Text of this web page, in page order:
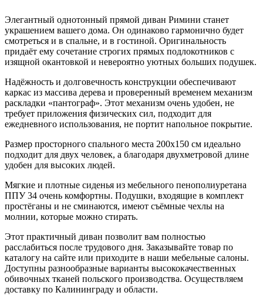
Элегантный однотонный прямой диван Римини станет
украшением вашего дома. Он одинаково гармонично будет
смотреться и в спальне, и в гостиной. Оригинальность
придаёт ему сочетание строгих прямых подлокотников с
изящной окантовкой и невероятно уютных больших подушек.
Надёжность и долговечность конструкции обеспечивают
каркас из массива дерева и проверенный временем механизм
раскладки «пантограф». Этот механизм очень удобен, не
требует приложения физических сил, подходит для
ежедневного использования, не портит напольное покрытие.
Размер просторного спального места 200х150 см идеально
подходит для двух человек, а благодаря двухметровой длине
удобен для высоких людей.
Мягкие и плотные сиденья из мебельного пенополиуретана
ППУ 34 очень комфортны. Подушки, входящие в комплект
простёганы и не сминаются, имеют съёмные чехлы на
молнии, которые можно стирать.
Этот практичный диван позволит вам полностью
расслабиться после трудового дня. Заказывайте товар по
каталогу на сайте или приходите в наши мебельные салоны.
Доступны разнообразные варианты высококачественных
обивочных тканей польского производства. Осуществляем
доставку по Калининграду и области.